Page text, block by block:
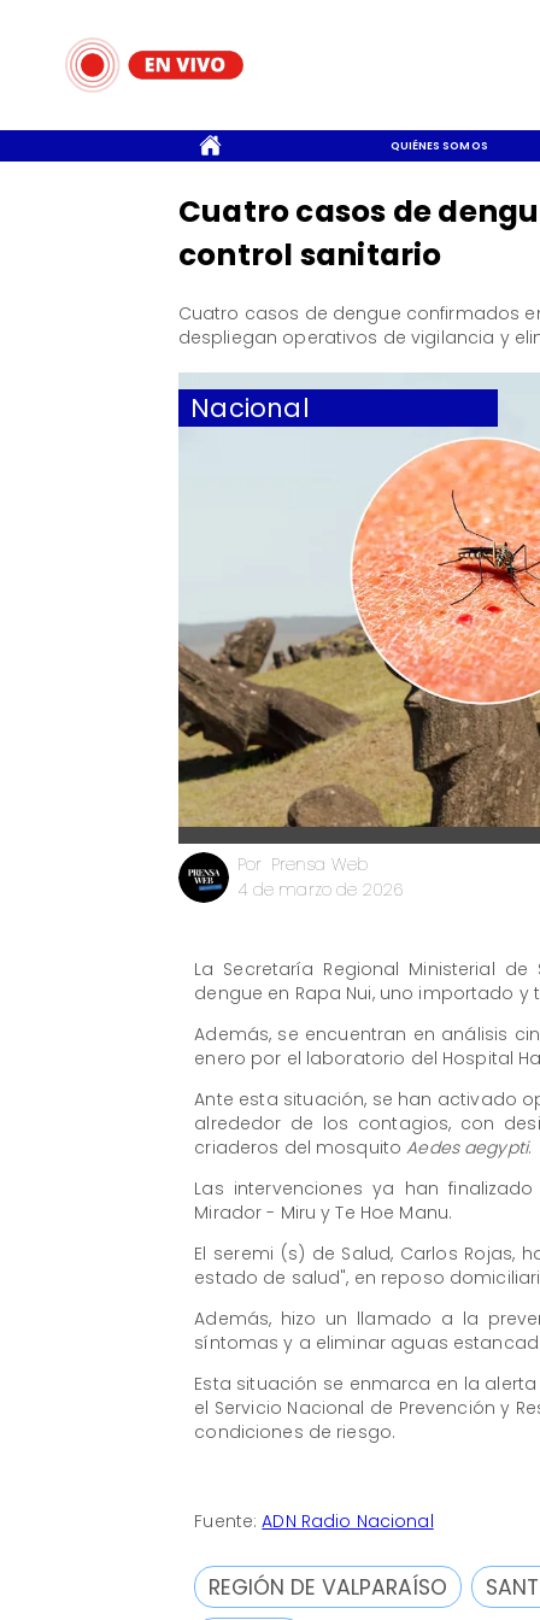
QUIÉNES SOMOS
Nacional
Prensa Web
Por
4 de marzo de 2026
Cuatro casos de
control sanitario
Cuatro casos de dengue confirmados
despliegan operativos de vigilancia y
La Secretaría Regional Ministerial
dengue en Rapa Nui, uno importado
Además, se encuentran en análisis
enero por el laboratorio del Hospital
Ante esta situación, se han activado
alrededor de los contagios, con
criaderos del mosquitoAedes aegypti.
Las intervenciones ya han
Mirador - Miru y Te Hoe Manu.
El seremi (s) de Salud, Carlos Rojas,
estado de salud", en reposo
Además, hizo un llamado a la
síntomas y a eliminar aguas
Esta situación se enmarca en la
el Servicio Nacional de Prevención y
condiciones de riesgo.
Fuente:ADN Radio Nacional
REGIÓN DE VALPARAÍSO